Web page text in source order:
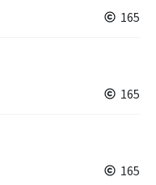
165
165
165